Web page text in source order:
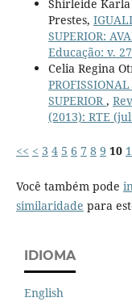
Shirleide
Prestes,
SUPERIOR:
Educação: v.
Celia Regina
SUPERIOR,
(2013): RTE
<< < 3 4 5 6 7 8 9 10
Você também pode
similaridade para
IDIOMA
English